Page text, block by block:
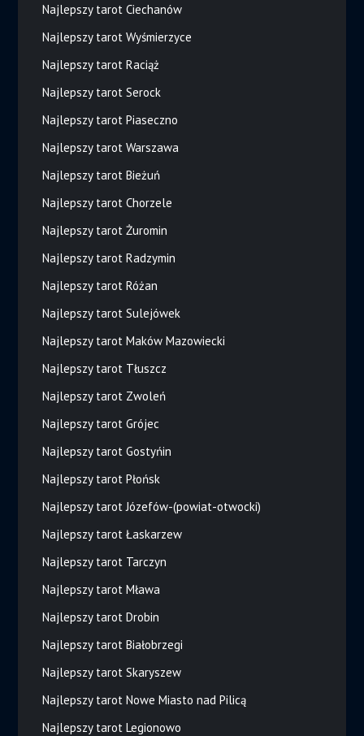
Najlepszy tarot Ciechanów
Najlepszy tarot Wyśmierzyce
Najlepszy tarot Raciąż
Najlepszy tarot Serock
Najlepszy tarot Piaseczno
Najlepszy tarot Warszawa
Najlepszy tarot Bieżuń
Najlepszy tarot Chorzele
Najlepszy tarot Żuromin
Najlepszy tarot Radzymin
Najlepszy tarot Różan
Najlepszy tarot Sulejówek
Najlepszy tarot Maków Mazowiecki
Najlepszy tarot Tłuszcz
Najlepszy tarot Zwoleń
Najlepszy tarot Grójec
Najlepszy tarot Gostyńin
Najlepszy tarot Płońsk
Najlepszy tarot Józefów-(powiat-otwocki)
Najlepszy tarot Łaskarzew
Najlepszy tarot Tarczyn
Najlepszy tarot Mława
Najlepszy tarot Drobin
Najlepszy tarot Białobrzegi
Najlepszy tarot Skaryszew
Najlepszy tarot Nowe Miasto nad Pilicą
Najlepszy tarot Legionowo